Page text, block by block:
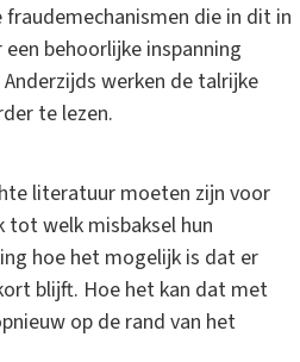
die in dit in
behoorlijke inspanning
werken de talrijke
te lezen.
literatuur moeten zijn voor
welk misbaksel hun
hoe het mogelijk is dat er
blijft. Hoe het kan dat met
op de rand van het